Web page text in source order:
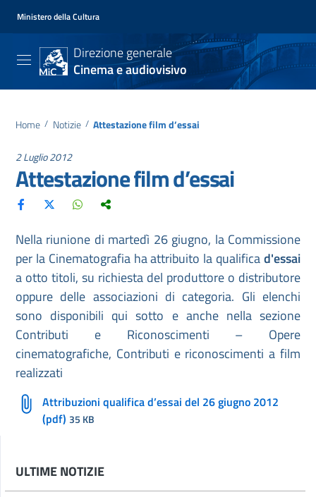
Ministero della Cultura
Direzione generale
Cinema e audiovisivo
Home / Notizie / Attestazione film d’essai
2 Luglio 2012
Attestazione film d’essai
Nella riunione di martedì 26 giugno, la Commissione
per la Cinematografia ha attribuito la qualificad'essai
a otto titoli, su richiesta del produttore o distributore
oppure delle associazioni di categoria. Gli elenchi
sono disponibili qui sotto e anche nella sezione
Contributi e Riconoscimenti – Opere
cinematografiche, Contributi e riconoscimenti a film
realizzati
Attribuzioni qualifica d’essai del 26 giugno 2012
(pdf) 35 KB
ULTIME NOTIZIE